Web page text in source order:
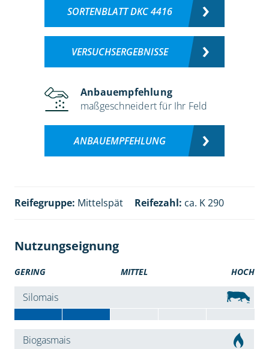
SORTENBLATT DKC 4416
VERSUCHSERGEBNISSE
Anbauempfehlung
maßgeschneidert für Ihr Feld
ANBAUEMPFEHLUNG
Reifegruppe: Mittelspät Reifezahl: ca. K 290
Nutzungseignung
GERING MITTEL HOCH
Silomais
Biogasmais